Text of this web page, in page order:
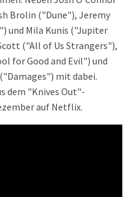
Brolin ("Dune"), Jeremy
und Mila Kunis ("Jupiter
("All of Us Strangers"),
for Good and Evil") und
mit dabei.
dem "Knives Out"-
auf Netflix.